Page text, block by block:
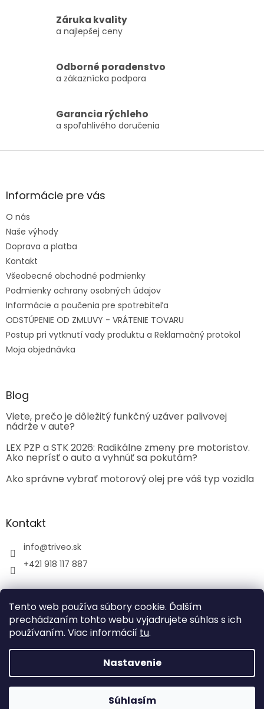
Tento web používa súbory cookie. Ďalším
prechádzaním tohto webu vyjadrujete súhlas s ich
používaním. Viac informácií tu.
Nastavenie
Súhlasím
Záruka kvality
a najlepšej ceny
Odborné poradenstvo
a zákaznícka podpora
Garancia rýchleho
a spoľahlivého doručenia
Zápätie
Informácie pre vás
O nás
Naše výhody
Doprava a platba
Kontakt
Všeobecné obchodné podmienky
Podmienky ochrany osobných údajov
Informácie a poučenia pre spotrebiteľa
ODSTÚPENIE OD ZMLUVY - VRÁTENIE TOVARU
Postup pri vytknutí vady produktu a Reklamačný protokol
Moja objednávka
Blog
Viete, prečo je dôležitý funkčný uzáver palivovej
nádrže v aute?
LEX PZP a STK 2026: Radikálne zmeny pre motoristov.
Ako neprísť o auto a vyhnúť sa pokutám?
Ako správne vybrať motorový olej pre váš typ vozidla
Kontakt
info@triveo.sk
+421 918 117 887
Vytvoril Shoptet
TRIVEO spol. s r.o.
vyhradené.